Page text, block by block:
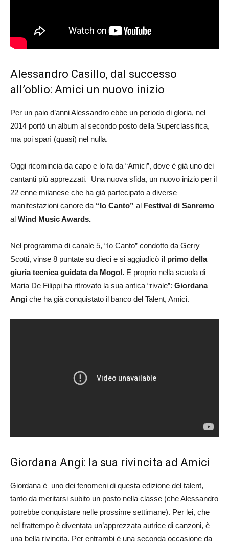
Alessandro Casillo, dal successo
all’oblio: Amici un nuovo inizio
Per un paio d’anni Alessandro ebbe un periodo di gloria, nel
2014 portò un album al secondo posto della Superclassifica,
ma poi sparì (quasi) nel nulla.
Oggi ricomincia da capo e lo fa da “Amici”, dove è già uno dei
cantanti più apprezzati. Una nuova sfida, un nuovo inizio per il
22 enne milanese che ha già partecipato a diverse
manifestazioni canore da “Io Canto” al Festival di Sanremo
al Wind MusicAwards.
Nel programma di canale 5, “Io Canto” condotto da Gerry
Scotti, vinse 8 puntate su dieci e si aggiudicò il primo della
giuria tecnica guidata da Mogol. E proprio nella scuola di
Maria De Filippi ha ritrovato la sua antica “rivale”: Giordana
Angi che ha già conquistato il banco del Talent, Amici.
Giordana Angi: la sua rivincita ad Amici
Giordana è uno dei fenomeni di questa edizione del talent,
tanto da meritarsi subito un posto nella classe (che Alessandro
potrebbe conquistare nelle prossime settimane). Per lei, che
nel frattempo è diventata un’apprezzata autrice di canzoni, è
una bella rivincita. Per entrambi è una seconda occasione da